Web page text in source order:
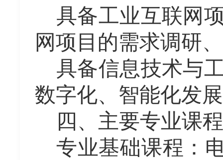
具备工业互联网
网项目的需求调研
具备信息技术与
数字化、智能化发
四、主要专业课
专业基础课程：